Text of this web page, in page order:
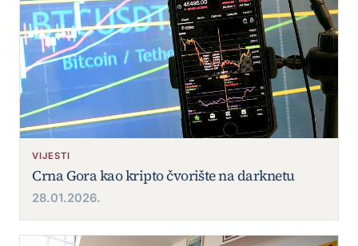
VIJESTI
Crna Gora kao kripto čvorište na darknetu
28.01.2026.